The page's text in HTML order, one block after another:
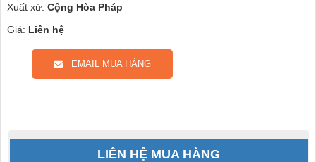
Xuất xứ: Cộng Hòa Pháp
Giá: Liên hệ
EMAIL MUA HÀNG
LIÊN HỆ MUA HÀNG